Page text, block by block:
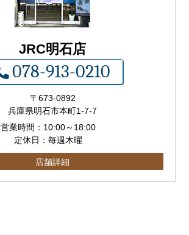
JRC明石店
078-913-0210
〒673-0892
兵庫県明石市本町1-7-7
営業時間： 10:00～ 18:00
定休日：毎週木曜
店舗詳細